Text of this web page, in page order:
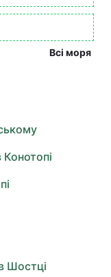
Всі моря
Шостці